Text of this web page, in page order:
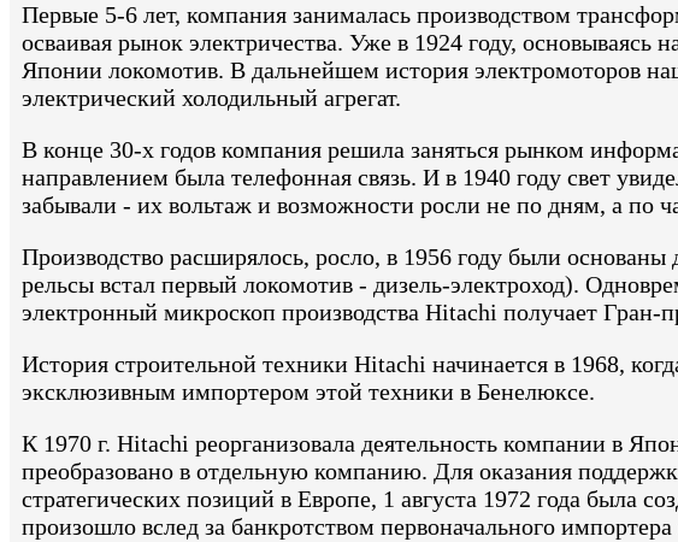
Первые 5-6 лет, компания занималась производством
осваивая рынок электричества. Уже в 1924 году,
Японии локомотив. В дальнейшем история электромоторов
электрический холодильный агрегат.
В конце 30-х годов компания решила заняться рынком
направлением была телефонная связь. И в 1940 году свет
забывали - их вольтаж и возможности росли не по дням, а по
Производство расширялось, росло, в 1956 году были
рельсы встал первый локомотив - дизель-электроход).
электронный микроскоп производства Hitachi получает Гран-
История строительной техники Hitachi начинается в 1968,
эксклюзивным импортером этой техники в Бенелюксе.
К 1970 г. Hitachi реорганизовала деятельность компании в
преобразовано в отдельную компанию. Для оказания
стратегических позиций в Европе, 1 августа 1972 года была
произошло вслед за банкротством первоначального